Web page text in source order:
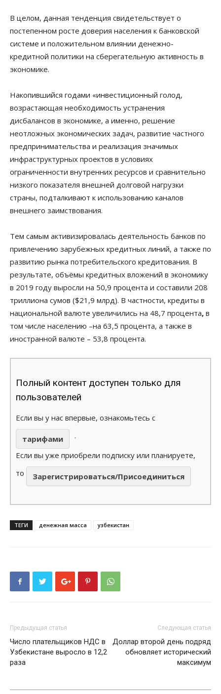
В целом, данная тенденция свидетельствует о
постепенном росте доверия населения к банковской
системе и положительном влиянии денежно-
кредитной политики на сберегательную активность в
экономике.
Накопившийся годами «инвестиционный голод,
возрастающая необходимость устранения
дисбалансов в экономике, а именно, решение
неотложных экономических задач, развитие частного
предпринимательства и реализация значимых
инфраструктурных проектов в условиях
ограниченности внутренних ресурсов и сравнительно
низкого показателя внешней долговой нагрузки
страны, подталкивают к использованию каналов
внешнего заимствования.
Тем самым активизировалась деятельность банков по
привлечению зарубежных кредитных линий, а также по
развитию рынка потребительского кредитования. В
результате, объёмы кредитных вложений в экономику
в 2019 году выросли на 50,9 процента и составили 208
триллиона сумов ($21,9 млрд). В частности, кредиты в
национальной валюте увеличились на 48,7 процента, в
том числе населению –на 63,5 процента, а также в
иностранной валюте – 53,8 процента.
Полный контент доступен только для
пользователей
Если вы у нас впервые, ознакомьтесь с
тарифами
.
Если вы уже приобрели подписку или планируете,
то
Зарегистрироваться/Присоединиться
ТЕГИ денежная масса узбекистан
Предыдущая статья
Число плательщиков НДС в
Узбекистане выросло в 12,2
раза
Следующая статья
Доллар второй день подряд
обновляет исторический
максимум